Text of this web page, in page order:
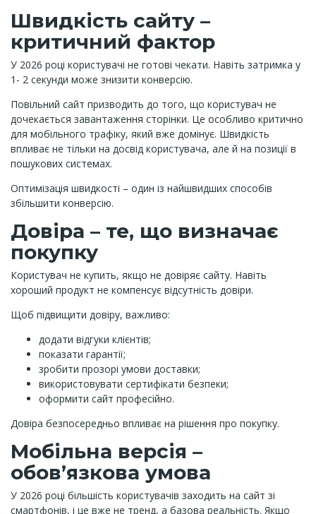
Швидкість сайту –
критичний фактор
У 2026 році користувачі не готові чекати. Навіть затримка у
1- 2 секунди може знизити конверсію.
Повільний сайт призводить до того, що користувач не
дочекається завантаження сторінки. Це особливо критично
для мобільного трафіку, який вже домінує. Швидкість
впливає не тільки на досвід користувача, але й на позиції в
пошукових системах.
Оптимізація швидкості – один із найшвидших способів
збільшити конверсію.
Довіра – те, що визначає
покупку
Користувач не купить, якщо не довіряє сайту. Навіть
хороший продукт не компенсує відсутність довіри.
Щоб підвищити довіру, важливо:
додати відгуки клієнтів;
показати гарантії;
зробити прозорі умови доставки;
використовувати сертифікати безпеки;
оформити сайт професійно.
Довіра безпосередньо впливає на рішення про покупку.
Мобільна версія –
обов’язкова умова
У 2026 році більшість користувачів заходить на сайт зі
смартфонів, і це вже не тренд, а базова реальність. Якщо